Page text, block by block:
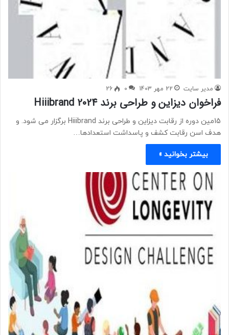
مدیر سایت 22 مهر 1403 0
26
فراخوان دیزاین و طراحی برند Hiiibrand 2024
15مین دوره از رقابت دیزاین و طراحی برند Hiiibrand برگزار می شود. و
هدف اسن رقابت کشف و پاسداشت استعدادها…
بیشتر بخوانید »